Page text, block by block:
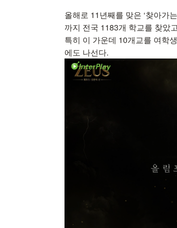
올해로 11년째를 맞은 ‘찾아가
까지 전국 1183개 학교를 찾았
특히 이 가운데 10개교를 여학
에도 나선다.